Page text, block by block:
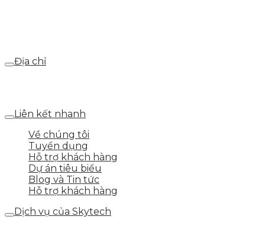
Địa chỉ
Liên kết nhanh
Về chúng tôi
Tuyển dụng
Hỗ trợ khách hàng
Dự án tiêu biểu
Blog và Tin tức
Hỗ trợ khách hàng
Dịch vụ của Skytech